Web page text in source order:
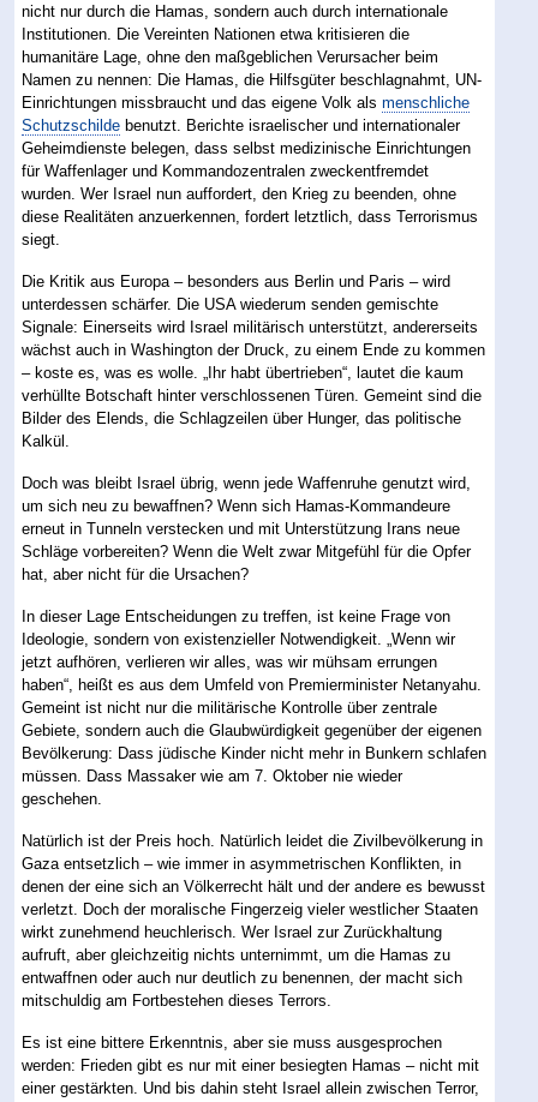
nicht nur durch die Hamas, sondern auch durch internationale
Institutionen. Die Vereinten Nationen etwa kritisieren die
humanitäre Lage, ohne den maßgeblichen Verursacher beim
Namen zu nennen: Die Hamas, die Hilfsgüter beschlagnahmt, UN-
Einrichtungen missbraucht und das eigene Volk alsmenschliche
Schutzschilde benutzt. Berichte israelischer und internationaler
Geheimdienste belegen, dass selbst medizinische Einrichtungen
für Waffenlager und Kommandozentralen zweckentfremdet
wurden. Wer Israel nun auffordert, den Krieg zu beenden, ohne
diese Realitäten anzuerkennen, fordert letztlich, dass Terrorismus
siegt.
Die Kritik aus Europa – besonders aus Berlin und Paris – wird
unterdessen schärfer. Die USA wiederum senden gemischte
Signale: Einerseits wird Israel militärisch unterstützt, andererseits
wächst auch in Washington der Druck, zu einem Ende zu kommen
– koste es, was es wolle. „Ihr habt übertrieben“, lautet die kaum
verhüllte Botschaft hinter verschlossenen Türen. Gemeint sind die
Bilder des Elends, die Schlagzeilen über Hunger, das politische
Kalkül.
Doch was bleibt Israel übrig, wenn jede Waffenruhe genutzt wird,
um sich neu zu bewaffnen? Wenn sich Hamas-Kommandeure
erneut in Tunneln verstecken und mit Unterstützung Irans neue
Schläge vorbereiten? Wenn die Welt zwar Mitgefühl für die Opfer
hat, aber nicht für die Ursachen?
In dieser Lage Entscheidungen zu treffen, ist keine Frage von
Ideologie, sondern von existenzieller Notwendigkeit. „Wenn wir
jetzt aufhören, verlieren wir alles, was wir mühsam errungen
haben“, heißt es aus dem Umfeld von Premierminister Netanyahu.
Gemeint ist nicht nur die militärische Kontrolle über zentrale
Gebiete, sondern auch die Glaubwürdigkeit gegenüber der eigenen
Bevölkerung: Dass jüdische Kinder nicht mehr in Bunkern schlafen
müssen. Dass Massaker wie am 7. Oktober nie wieder
geschehen.
Natürlich ist der Preis hoch. Natürlich leidet die Zivilbevölkerung in
Gaza entsetzlich – wie immer in asymmetrischen Konflikten, in
denen der eine sich an Völkerrecht hält und der andere es bewusst
verletzt. Doch der moralische Fingerzeig vieler westlicher Staaten
wirkt zunehmend heuchlerisch. Wer Israel zur Zurückhaltung
aufruft, aber gleichzeitig nichts unternimmt, um die Hamas zu
entwaffnen oder auch nur deutlich zu benennen, der macht sich
mitschuldig am Fortbestehen dieses Terrors.
Es ist eine bittere Erkenntnis, aber sie muss ausgesprochen
werden: Frieden gibt es nur mit einer besiegten Hamas – nicht mit
einer gestärkten. Und bis dahin steht Israel allein zwischen Terror,